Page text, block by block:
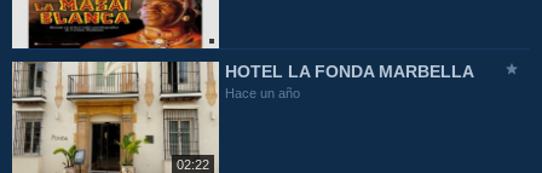
02:22
HOTEL LA FONDA MARBELLA
Hace un año